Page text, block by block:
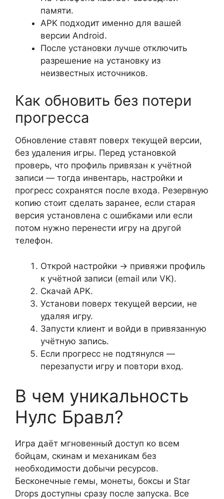
памяти.
APK подходит именно для вашей
версии Android.
После установки лучше отключить
разрешение на установку из
неизвестных источников.
Как обновить без потери
прогресса
Обновление ставят поверх текущей версии,
без удаления игры. Перед установкой
проверь, что профиль привязан к учётной
записи — тогда инвентарь, настройки и
прогресс сохранятся после входа. Резервную
копию стоит сделать заранее, если старая
версия установлена с ошибками или если
потом нужно перенести игру на другой
телефон.
Открой настройки → привяжи профиль
к учётной записи (email или VK).
Скачай APK.
Установи поверх текущей версии, не
удаляя игру.
Запусти клиент и войди в привязанную
учётную запись.
Если прогресс не подтянулся —
перезапусти игру и повтори вход.
В чем уникальность
Нулс Бравл?
Игра даёт мгновенный доступ ко всем
бойцам, скинам и механикам без
необходимости добычи ресурсов.
Бесконечные гемы, монеты, боксы и Star
Drops доступны сразу после запуска. Все